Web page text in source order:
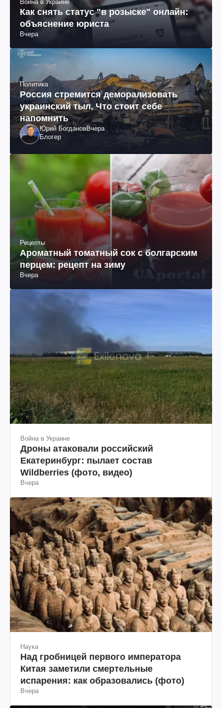
Война в Украине
Как снять статус "в розыске" онлайн:
объяснение юриста
Вчера
Политика
Россия стремится деморализовать
украинский тыл. Что стоит себе
напомнить
Юрий БогдановВчера
Блогер
Рецепты
Ароматный томатный сок с болгарским
перцем: рецепт на зиму
Вчера
Война в Украине
Дроны атаковали российский
Екатеринбург: пылает состав
Wildberries (фото, видео)
Вчера
Наука
Над гробницей первого императора
Китая заметили смертельные
испарения: как образовались (фото)
Вчера